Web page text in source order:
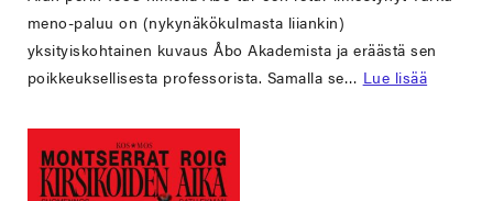
meno-paluu on (nykynäkökulmasta liiankin)
yksityiskohtainen kuvaus Åbo Akademista ja eräästä sen
poikkeuksellisesta professorista. Samalla se… Lue lisää